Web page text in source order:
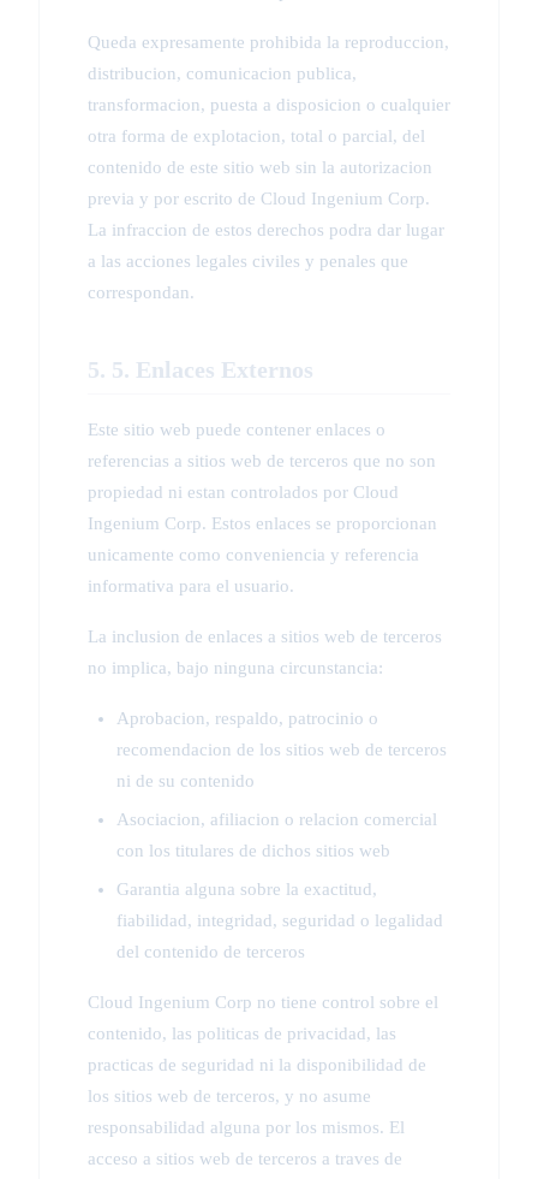
Queda expresamente prohibida la reproduccion,
distribucion, comunicacion publica,
transformacion, puesta a disposicion o cualquier
otra forma de explotacion, total o parcial, del
contenido de este sitio web sin la autorizacion
previa y por escrito de Cloud Ingenium Corp.
La infraccion de estos derechos podra dar lugar
a las acciones legales civiles y penales que
correspondan.
5. 5. Enlaces Externos
Este sitio web puede contener enlaces o
referencias a sitios web de terceros que no son
propiedad ni estan controlados por Cloud
Ingenium Corp. Estos enlaces se proporcionan
unicamente como conveniencia y referencia
informativa para el usuario.
La inclusion de enlaces a sitios web de terceros
no implica, bajo ninguna circunstancia:
Aprobacion, respaldo, patrocinio o
recomendacion de los sitios web de terceros
ni de su contenido
Asociacion, afiliacion o relacion comercial
con los titulares de dichos sitios web
Garantia alguna sobre la exactitud,
fiabilidad, integridad, seguridad o legalidad
del contenido de terceros
Cloud Ingenium Corp no tiene control sobre el
contenido, las politicas de privacidad, las
practicas de seguridad ni la disponibilidad de
los sitios web de terceros, y no asume
responsabilidad alguna por los mismos. El
acceso a sitios web de terceros a traves de